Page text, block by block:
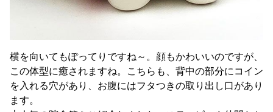
横を向いてもぽってりですね～。顔もかわいいのですが、
この体型に癒されますね。こちらも、背中の部分にコイン
を入れる穴があり、お腹にはフタつきの取り出し口があり
ます。